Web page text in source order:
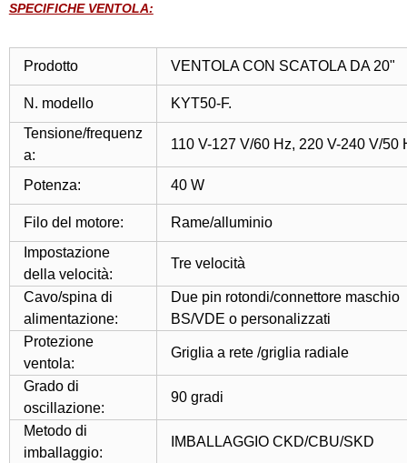
SPECIFICHE VENTOLA:
Prodotto VENTOLA CON SCATOLA DA 20"
N. modello
KYT50-F.
Tensione/frequenz
a:
110 V-127 V/60 Hz, 220 V-240 V/50
Potenza: 40 W
Filo del motore:
Rame/alluminio
Impostazione
della velocità:
Tre velocità
Cavo/spina di
alimentazione:
Due pin rotondi/connettore maschio
BS/VDE o personalizzati
Protezione
ventola:
Griglia a rete /griglia radiale
Grado di
oscillazione:
90 gradi
Metodo di
imballaggio:
IMBALLAGGIO CKD/CBU/SKD